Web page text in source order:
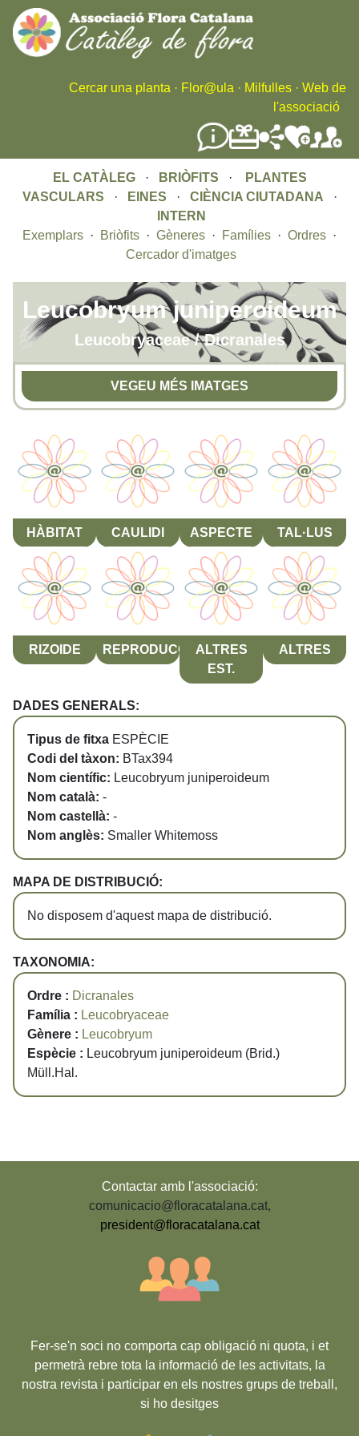
Skip
to
main
content
Cercar una planta · Flor@ula · Milfulles · Web de
l'associació
EL CATÀLEG· BRIÒFITS ·
PLANTES
VASCULARS · EINES · CIÈNCIA CIUTADANA ·
INTERN
Exemplars · Briòfits · Gèneres · Famílies · Ordres ·
Cercador d'imatges
Leucobryum juniperoideum
Leucobryaceae / Dicranales
VEGEU MÉS IMATGES
HÀBITAT CAULIDI ASPECTE TAL·LUS
RIZOIDE REPRODUCCIÓALTRES
EST.
ALTRES
DADES GENERALS:
Tipus de fitxa ESPÈCIE
Codi del tàxon: BTax394
Nom científic: Leucobryum juniperoideum
Nom català: -
Nom castellà: -
Nom anglès: Smaller Whitemoss
MAPA DE DISTRIBUCIÓ:
No disposem d'aquest mapa de distribució.
TAXONOMIA:
Ordre : Dicranales
Família : Leucobryaceae
Gènere : Leucobryum
Espècie : Leucobryum juniperoideum (Brid.)
Müll.Hal.
Contactar amb l'associació:
comunicacio@floracatalana.cat,
president@floracatalana.cat
Fer-se'n soci no comporta cap obligació ni quota, i et
permetrà rebre tota la informació de les activitats, la
nostra revista i participar en els nostres grups de treball,
si ho desitges